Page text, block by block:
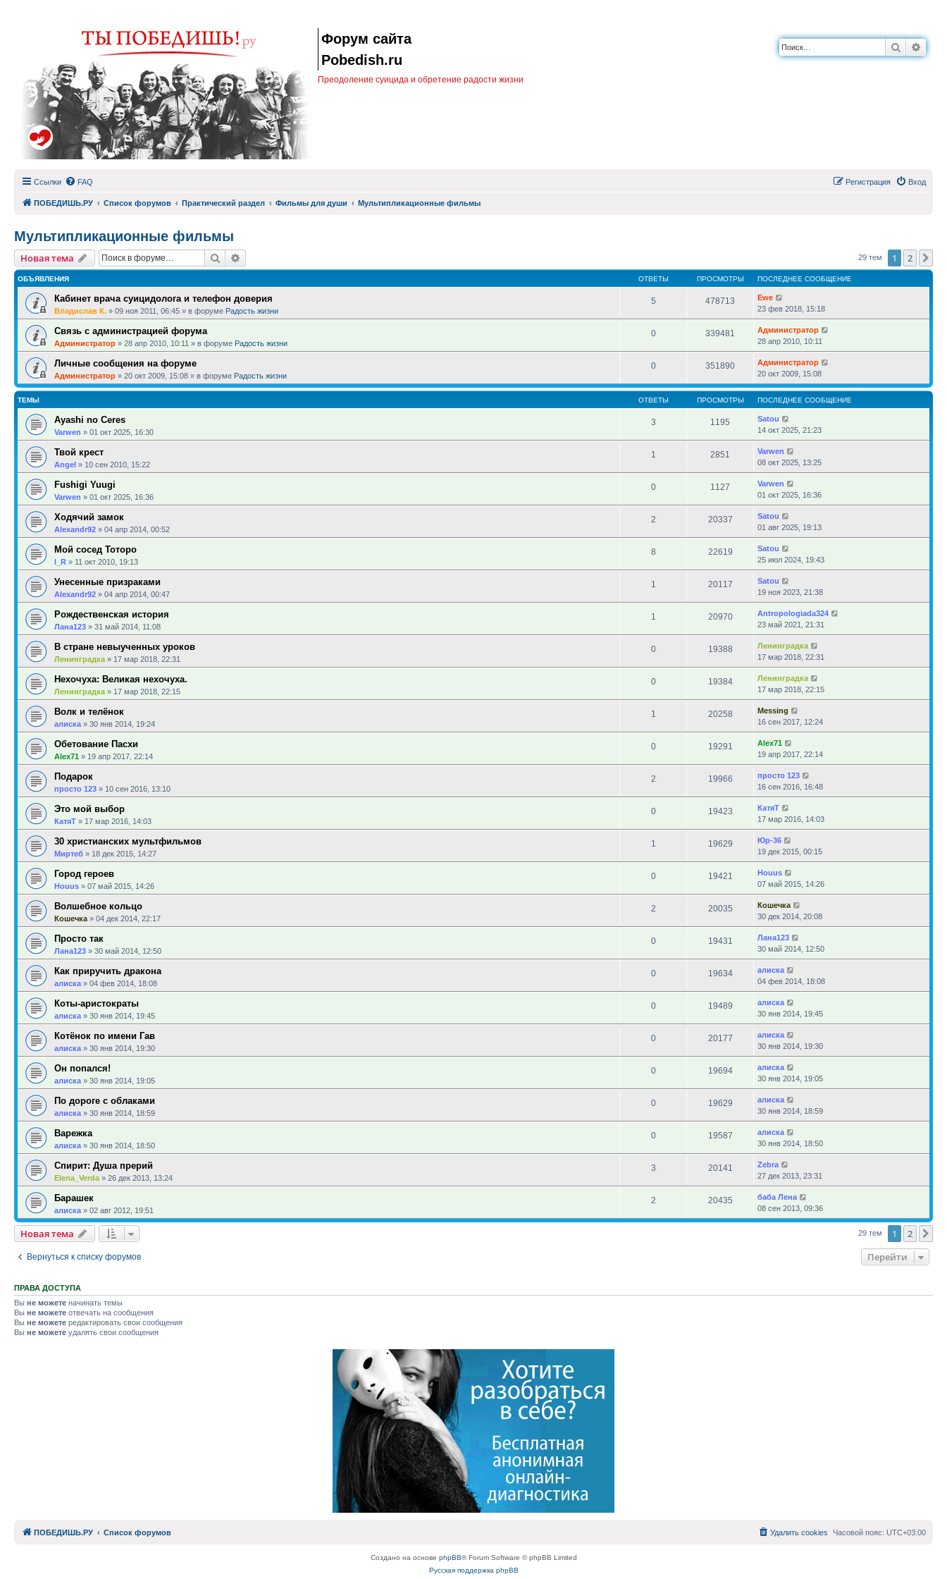
Форум сайта
Pobedish.ru
Преодоление суицида и обретение радости жизни
Поиск
Ссылки FAQ Вход
Регистрация
ПОБЕДИШЬ.РУ Список форумов Практический раздел Фильмы для души Мультипликационные фильмы
Мультипликационные фильмы
Новая тема Поиск 29 тем 1 2
ОБЪЯВЛЕНИЯ ОТВЕТЫ ПРОСМОТРЫ ПОСЛЕДНЕЕ СООБЩЕНИЕ
Кабинет врача суицидолога и телефон доверия
Владислав К. » 09 ноя 2011, 06:45 » в форуме Радость жизни
5 478713
Ewe
23 фев 2018, 15:18
Связь с администрацией форума
Администратор » 28 апр 2010, 10:11 » в форуме Радость жизни
0 339481
Администратор
28 апр 2010, 10:11
Личные сообщения на форуме
Администратор » 20 окт 2009, 15:08 » в форуме Радость жизни
0 351890
Администратор
20 окт 2009, 15:08
ТЕМЫ ОТВЕТЫ ПРОСМОТРЫ ПОСЛЕДНЕЕ СООБЩЕНИЕ
Ayashi no Ceres
Varwen » 01 окт 2025, 16:30
3 1195
Satou
14 окт 2025, 21:23
Твой крест
Angel » 10 сен 2010, 15:22
1 2851
Varwen
08 окт 2025, 13:25
Fushigi Yuugi
Varwen » 01 окт 2025, 16:36
0 1127
Varwen
01 окт 2025, 16:36
Ходячий замок
Alexandr92 » 04 апр 2014, 00:52
2 20337
Satou
01 авг 2025, 19:13
Мой сосед Тоторо
l_R » 11 окт 2010, 19:13
8 22619
Satou
25 июл 2024, 19:43
Унесенные призраками
Alexandr92 » 04 апр 2014, 00:47
1 20117
Satou
19 ноя 2023, 21:38
Рождественская история
Лана123 » 31 май 2014, 11:08
1 20970
Antropologiada324
23 май 2021, 21:31
В стране невыученных уроков
Ленинградка » 17 мар 2018, 22:31
0 19388
Ленинградка
17 мар 2018, 22:31
Нехочуха: Великая нехочуха.
Ленинградка » 17 мар 2018, 22:15
0 19384
Ленинградка
17 мар 2018, 22:15
Волк и телёнок
алиска » 30 янв 2014, 19:24
1 20258
Messing
16 сен 2017, 12:24
Обетование Пасхи
Alex71 » 19 апр 2017, 22:14
0 19291
Alex71
19 апр 2017, 22:14
Подарок
просто 123 » 10 сен 2016, 13:10
2 19966
просто 123
16 сен 2016, 16:48
Это мой выбор
КатяТ » 17 мар 2016, 14:03
0 19423
КатяТ
17 мар 2016, 14:03
30 христианских мультфильмов
Миртеб » 18 дек 2015, 14:27
1 19629
Юр-36
19 дек 2015, 00:15
Город героев
Houus » 07 май 2015, 14:26
0 19421
Houus
07 май 2015, 14:26
Волшебное кольцо
Кошечка » 04 дек 2014, 22:17
2 20035
Кошечка
30 дек 2014, 20:08
Просто так
Лана123 » 30 май 2014, 12:50
0 19431
Лана123
30 май 2014, 12:50
Как приручить дракона
алиска » 04 фев 2014, 18:08
0 19634
алиска
04 фев 2014, 18:08
Коты-аристократы
алиска » 30 янв 2014, 19:45
0 19489
алиска
30 янв 2014, 19:45
Котёнок по имени Гав
алиска » 30 янв 2014, 19:30
0 20177
алиска
30 янв 2014, 19:30
Он попался!
алиска » 30 янв 2014, 19:05
0 19694
алиска
30 янв 2014, 19:05
По дороге с облаками
алиска » 30 янв 2014, 18:59
0 19629
алиска
30 янв 2014, 18:59
Варежка
алиска » 30 янв 2014, 18:50
0 19587
алиска
30 янв 2014, 18:50
Спирит: Душа прерий
Elena_Verda » 26 дек 2013, 13:24
3 20141
Zebra
27 дек 2013, 23:31
Барашек
алиска » 02 авг 2012, 19:51
2 20435
баба Лена
08 сен 2013, 09:36
Новая тема 29 тем 1 2
Вернуться к списку форумов Перейти
ПРАВА ДОСТУПА
Вы не можете начинать темы
Вы не можете отвечать на сообщения
Вы не можете редактировать свои сообщения
Вы не можете удалять свои сообщения
ПОБЕДИШЬ.РУ Список форумов Часовой пояс: UTC+03:00
Удалить cookies
Создано на основе phpBB® Forum Software © phpBB Limited
Русская поддержка phpBB